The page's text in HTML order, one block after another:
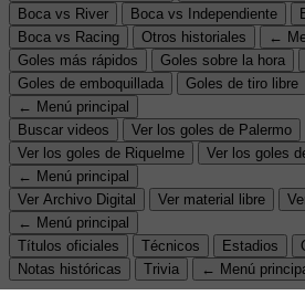
Boca vs River
Boca vs Independiente
Boca vs Racing
Otros historiales
←
Goles más rápidos
Goles sobre la hora
Goles de emboquillada
Goles de tiro libre
← Menú principal
Buscar videos
Ver los goles de Palermo
Ver los goles de Riquelme
Ver los goles
← Menú principal
Ver Archivo Digital
Ver material libre
← Menú principal
Títulos oficiales
Técnicos Estadios
Notas históricas
Trivia ← Menú